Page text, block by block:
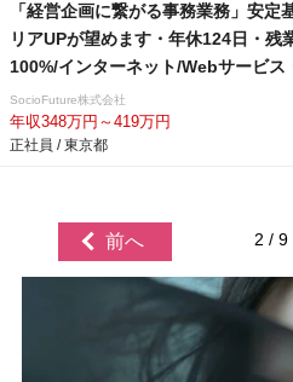
「経営企画に繋がる事務業務」安
リアUPが望めます・年休124日・
100%/インターネット/Webサービス
SocioFuture株式会社
年収348万円～419万円
正社員 / 東京都
前へ 2 / 9